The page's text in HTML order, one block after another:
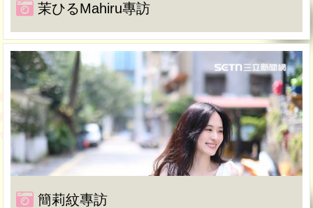
茉ひるMahiru專訪
簡莉紋專訪